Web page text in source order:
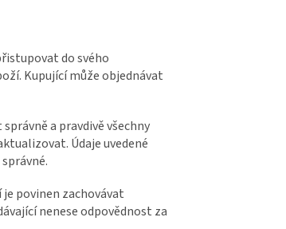
do svého
Kupující může objednávat
a pravdivě všechny
Údaje uvedené
povinen zachovávat
nenese odpovědnost za